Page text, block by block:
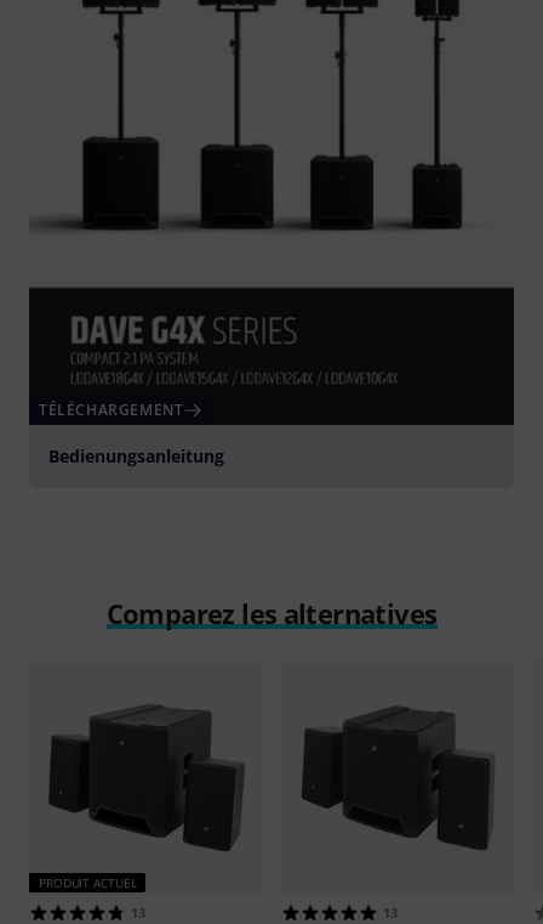
TÉLÉCHARGEMENT
Bedienungsanleitung
Comparez les alternatives
PRODUIT ACTUEL
13 13